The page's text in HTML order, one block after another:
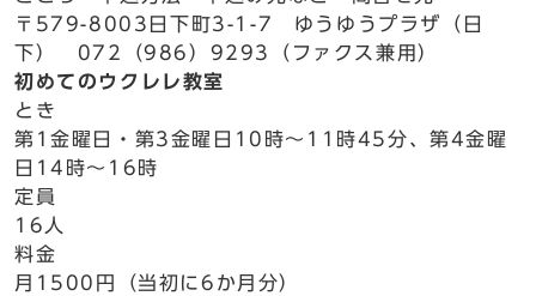
〒579-8003日下町3-1-7 ゆうゆうプラザ（日
下） 072（986）9293（ファクス兼用）
初めてのウクレレ教室
とき
第1金曜日・第3金曜日10時～11時45分、第4金曜
日14時～16時
定員
16人
料金
月1500円（当初に6か月分）